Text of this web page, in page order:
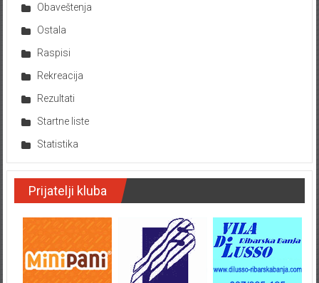
Obaveštenja
Ostala
Raspisi
Rekreacija
Rezultati
Startne liste
Statistika
Prijatelji kluba